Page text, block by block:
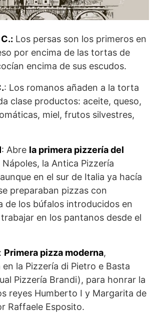
C.: Los persas son los primeros en
por encima de las tortas de
encima de sus escudos.
: Los romanos añaden a la torta
clase productos: aceite, queso,
miel, frutos silvestres,
: Abre la primera pizzería del
Nápoles, la Antica Pizzería
en el sur de Italia ya hacía
preparaban pizzas con
de los búfalos introducidos en
en los pantanos desde el
: Primera pizza moderna,
la Pizzería di Pietro e Basta
Pizzería Brandi), para honrar la
reyes Humberto I y Margarita de
Raffaele Esposito.